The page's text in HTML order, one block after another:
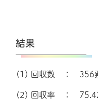
結果
(1) 回収数 ： 356
(2) 回収率 ：